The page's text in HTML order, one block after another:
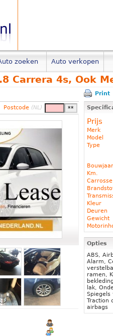
zoeken Auto verkopen
Carrera 4s, Ook
Postcode (NL)
Print
Prijs
Merk
Model
Type
Km.
Kleur
Deuren
Gewicht
Opties
ABS,
Alarm,
ramen,
lak,
Traction
airbags